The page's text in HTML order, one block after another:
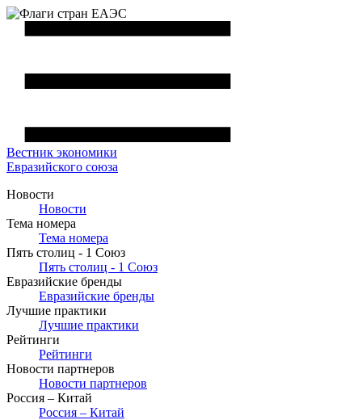
Вестник экономики
Евразийского союза
Новости
Новости
Тема номера
Тема номера
Пять столиц - 1 Союз
Пять столиц - 1 Союз
Евразийские бренды
Евразийские бренды
Лучшие практики
Лучшие практики
Рейтинги
Рейтинги
Новости партнеров
Новости партнеров
Россия – Китай
Россия – Китай